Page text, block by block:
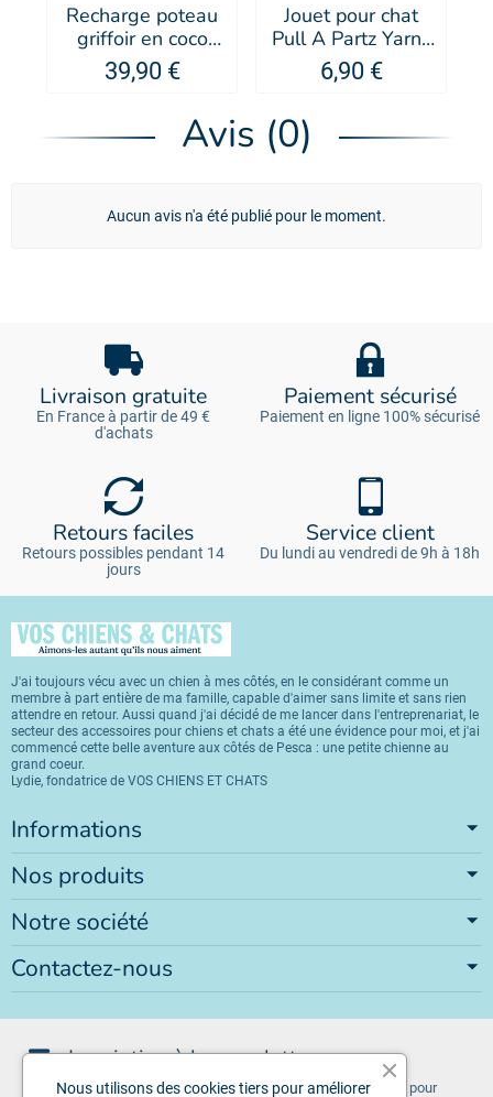
Recharge poteau
griffoir en coco
pour chat MARTIN
SELLIER
39,90 €
Jouet pour chat
Pull A Partz Yarnz
- KONG®
6,90 €
Avis (0)
Aucun avis n'a été publié pour le moment.
Livraison gratuite
En France à partir de 49 €
d'achats
Paiement sécurisé
Paiement en ligne 100% sécurisé
Retours faciles
Retours possibles pendant 14
jours
Service client
Du lundi au vendredi de 9h à 18h
J'ai toujours vécu avec un chien à mes côtés, en le considérant comme un
membre à part entière de ma famille, capable d'aimer sans limite et sans rien
attendre en retour. Aussi quand j'ai décidé de me lancer dans l'entreprenariat, le
secteur des accessoires pour chiens et chats a été une évidence pour moi, et j'ai
commencé cette belle aventure aux côtés de Pesca : une petite chienne au
grand coeur.
Lydie, fondatrice de VOS CHIENS ET CHATS
Informations
Nos produits
Notre société
Contactez-nous
Inscription à la newsletter
Vous pouvez vous désinscrire à tout moment. Vous trouverez pour
Nous utilisons des cookies tiers pour améliorer